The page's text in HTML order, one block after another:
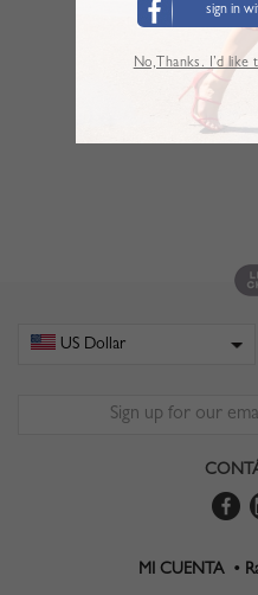
MI CUENTA •
sign in
No,Thanks. I’d